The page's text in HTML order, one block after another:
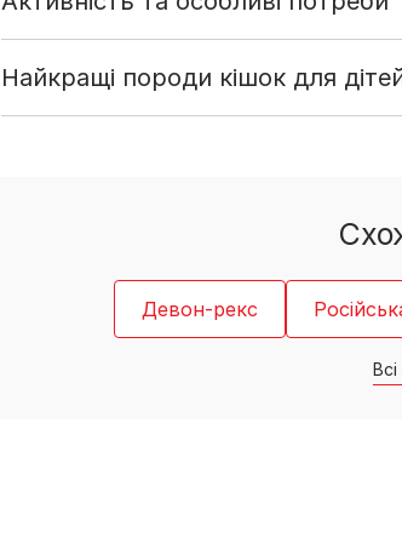
Найкращі породи кішок для
Девон-рекс